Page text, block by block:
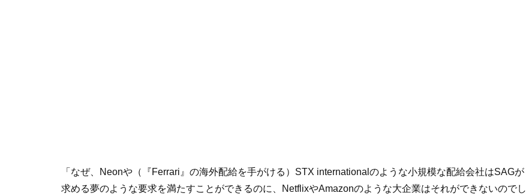
「なぜ、 Neonや（『Ferrari 』の海外配給を手がける） STX international のような小規模な配給会社はSAGが
求める夢のような要求を満たすことができるのに、
NetflixやAmazonのような大企業はそれができないのでし